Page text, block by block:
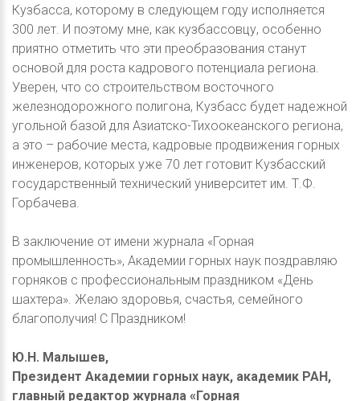
Кузбасса, которому в следующем году исполняется
300 лет. И поэтому мне, как кузбассовцу, особенно
приятно отметить что эти преобразования станут
основой для роста кадрового потенциала региона.
Уверен, что со строительством восточного
железнодорожного полигона, Кузбасс будет надежной
угольной базой для Азиатско-Тихоокеанского региона,
а это – рабочие места, кадровые продвижения горных
инженеров, которых уже 70 лет готовит Кузбасский
государственный технический университет им. Т.Ф.
Горбачева.
В заключение от имени журнала «Горная
промышленность», Академии горных наук поздравляю
горняков с профессиональным праздником «День
шахтера». Желаю здоровья, счастья, семейного
благополучия! С Праздником!
Ю.Н. Малышев,
Президент Академии горных наук, академик РАН,
главный редактор журнала «Горная